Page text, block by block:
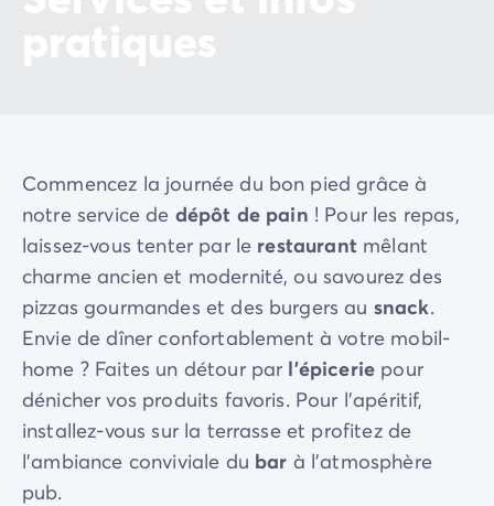
Commencez la journée du bon pied grâce à
notre service de dépôt de pain ! Pour les repas,
laissez-vous tenter par le restaurant mêlant
charme ancien et modernité, ou savourez des
pizzas gourmandes et des burgers au snack.
Envie de dîner confortablement à votre mobil-
home ? Faites un détour par l’épicerie pour
dénicher vos produits favoris. Pour l’apéritif,
installez-vous sur la terrasse et profitez de
l’ambiance conviviale du bar à l’atmosphère
pub.